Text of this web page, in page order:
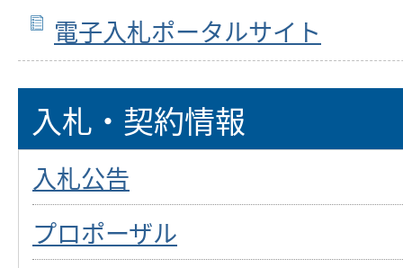
電子入札ポータルサイト
入札・契約情報
入札公告
プロポーザル